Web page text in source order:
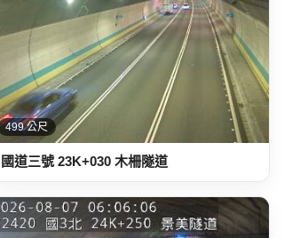
499 公尺
國道三號 23K+030 木柵隧道